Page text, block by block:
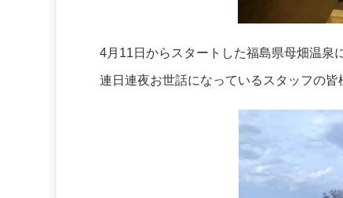
4月11日からスタートした福島県母畑温泉
連日連夜お世話になっているスタッフの